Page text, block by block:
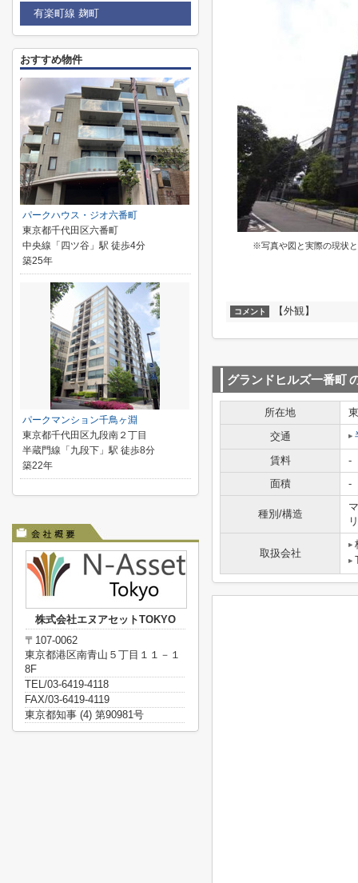
※写真や図と実際の現状
コメント 【外観】
グランドヒルズ一番町
所在地
交通
賃料
-
面積
-
種別/構造
取扱会社
有楽町線 麹町
おすすめ物件
パークハウス・ジオ六番町
東京都千代田区六番町
中央線「四ツ谷」駅 徒歩4分
築25年
パークマンション千鳥ヶ淵
東京都千代田区九段南２丁目
半蔵門線「九段下」駅 徒歩8分
築22年
株式会社エヌアセットTOKYO
〒107-0062
東京都港区南青山５丁目１１－１
8F
TEL/03-6419-4118
FAX/03-6419-4119
東京都知事 (4) 第90981号